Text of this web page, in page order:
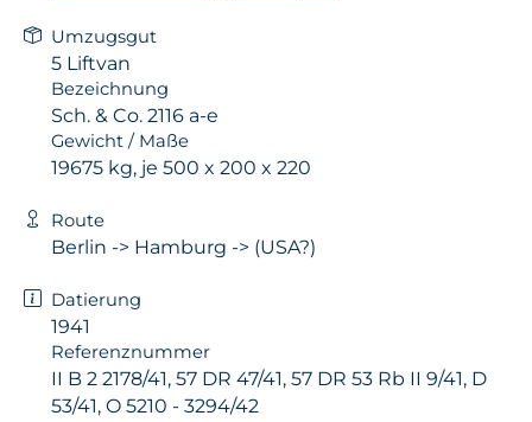
Umzugsgut
5 Liftvan
Bezeichnung
Sch. & Co. 2116 a-e
Gewicht / Maße
19675 kg, je 500 x 200 x 220
Route
Berlin -> Hamburg -> (USA?)
Datierung
1941
Referenznummer
II B 2 2178/41, 57 DR 47/41, 57 DR 53 Rb II 9/41, D
53/41, O 5210 - 3294/42